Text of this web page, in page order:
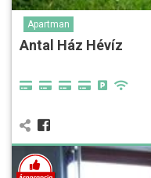
Apartman
Antal Ház Hévíz